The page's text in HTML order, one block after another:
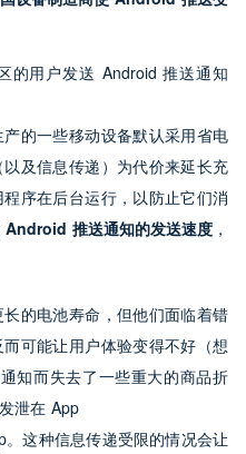
的用户发送 Android 推送通知
的一些移动设备默认采用省电
及信息传递）为代价来延长充
序在后台运行，以防止它们消
Android 推送通知的发送速度 ，
的电池寿命，但他们面临着错
可能让用户体验变得不好（想
知而失去了一些重大的商品折
泄在 App
这种信息传递受限的情况会让